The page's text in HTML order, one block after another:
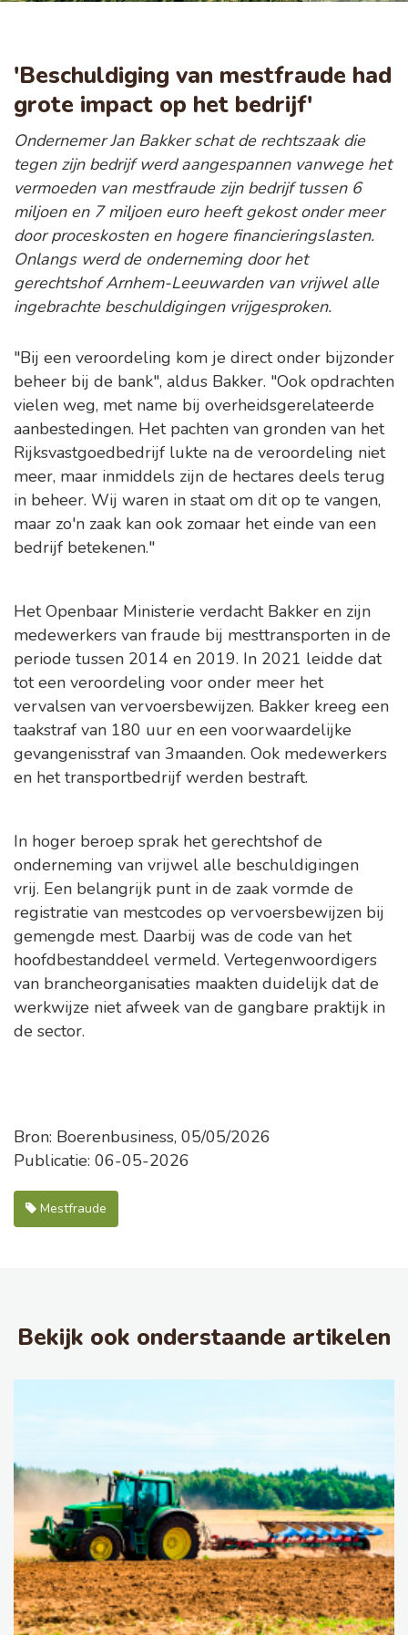
'Beschuldiging van mestfraude had
grote impact op het bedrijf'
Ondernemer Jan Bakker schat de rechtszaak die
tegen zijn bedrijf werd aangespannen vanwege het
vermoeden van mestfraude zijn bedrijf tussen 6
miljoen en 7 miljoen euro heeft gekost onder meer
door proceskosten en hogere financieringslasten.
Onlangs werd de onderneming door het
gerechtshof Arnhem-Leeuwarden van vrijwel alle
ingebrachte beschuldigingen vrijgesproken.
"Bij een veroordeling kom je direct onder bijzonder
beheer bij de bank", aldus Bakker. "Ook opdrachten
vielen weg, met name bij overheidsgerelateerde
aanbestedingen. Het pachten van gronden van het
Rijksvastgoedbedrijf lukte na de veroordeling niet
meer, maar inmiddels zijn de hectares deels terug
in beheer. Wij waren in staat om dit op te vangen,
maar zo'n zaak kan ook zomaar het einde van een
bedrijf betekenen."
Het Openbaar Ministerie verdacht Bakker en zijn
medewerkers van fraude bij mesttransporten in de
periode tussen 2014 en 2019. In 2021 leidde dat
tot een veroordeling voor onder meer het
vervalsen van vervoersbewijzen. Bakker kreeg een
taakstraf van 180 uur en een voorwaardelijke
gevangenisstraf van 3maanden. Ook medewerkers
en het transportbedrijf werden bestraft.
In hoger beroep sprak het gerechtshof de
onderneming van vrijwel alle beschuldigingen
vrij. Een belangrijk punt in de zaak vormde de
registratie van mestcodes op vervoersbewijzen bij
gemengde mest. Daarbij was de code van het
hoofdbestanddeel vermeld. Vertegenwoordigers
van brancheorganisaties maakten duidelijk dat de
werkwijze niet afweek van de gangbare praktijk in
de sector.
Bron: Boerenbusiness, 05/05/2026
Publicatie: 06-05-2026
Mestfraude
Bekijk ook onderstaande artikelen